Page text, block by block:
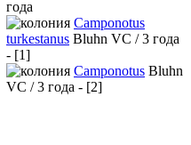
года
Camponotus
turkestanus Bluhn VC / 3 года
- [1]
Camponotus Bluhn
VC / 3 года - [2]